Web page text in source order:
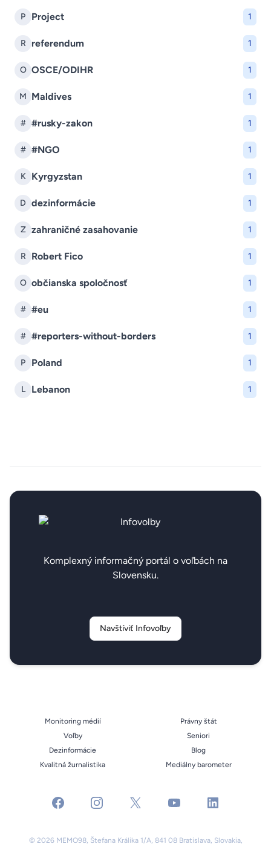
P Project 1
R referendum 1
O OSCE/ODIHR 1
M Maldives 1
# #rusky-zakon 1
# #NGO 1
K Kyrgyzstan 1
D dezinformácie 1
Z zahraničné zasahovanie 1
R Robert Fico 1
O občianska spoločnosť 1
# #eu 1
# #reporters-without-borders 1
P Poland 1
L Lebanon 1
Komplexný informačný portál o voľbách na
Slovensku.
Navštíviť Infovoľby
Monitoring médií
Voľby
Dezinformácie
Kvalitná žurnalistika
Právny štát
Seniori
Blog
Mediálny barometer
facebook instagramx youtube linkedin
© 2026 MEMO98, Štefana Králika 1/A, 841 08 Bratislava, Slovakia,